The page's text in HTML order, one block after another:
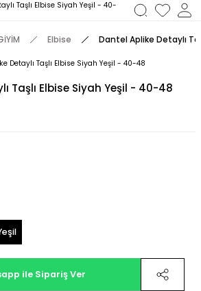
Elbise Dantel Aplike Detaylı
Taşlı Elbise Siyah Yeşil - 40-48
ile Sipariş Ver